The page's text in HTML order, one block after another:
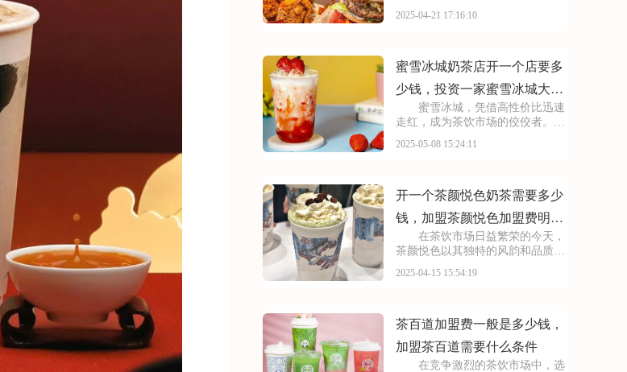
加盟肯德基是个不错的选择。它能
定，让你轻松当老板。本文将
2025-04-21 17:16:10
蜜雪冰城奶茶店开一个店要多
少钱，投资一家蜜雪冰城大概
需要多少钱
蜜雪冰城，凭借高性价比迅速
走红，成为茶饮市场的佼佼者。如
创业者的目光。然而，在决定加盟
蜜雪冰城的加盟政策，
2025-05-08 15:24:11
开一个茶颜悦色奶茶需要多少
钱，加盟茶颜悦色加盟费明细
多少
在茶饮市场日益繁荣的今天，
茶颜悦色以其独特的风韵和品质，
颜悦色不仅赢得了市场的广泛认
竟需要多少费用呢？在接
2025-04-15 15:54:19
茶百道加盟费一般是多少钱，
加盟茶百道需要什么条件
在竞争激烈的茶饮市场中，选